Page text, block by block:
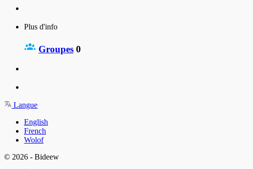
Plus d'info
Groupes 0
Langue
English
French
Wolof
© 2026 - Bideew